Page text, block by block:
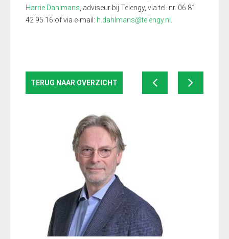
Harrie Dahlmans , adviseur bij Telengy, via tel. nr. 06 81
42 95 16 of via e-mail: h.dahlmans@telengy.nl
TERUG NAAR OVERZICHT